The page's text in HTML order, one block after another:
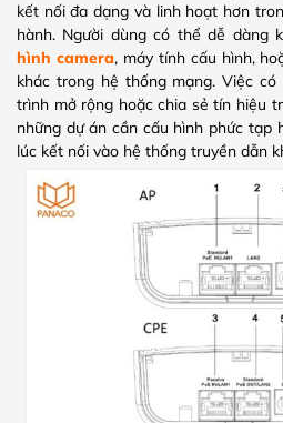
kết nối đa dạng và linh hoạt hơn
hành. Người dùng có thể dễ dàng
hình camera, máy tính cấu hình,
khác trong hệ thống mạng. Việc
trình mở rộng hoặc chia sẻ tín hiệu
những dự án cần cấu hình phức tạp
lúc kết nối vào hệ thống truyền dẫn